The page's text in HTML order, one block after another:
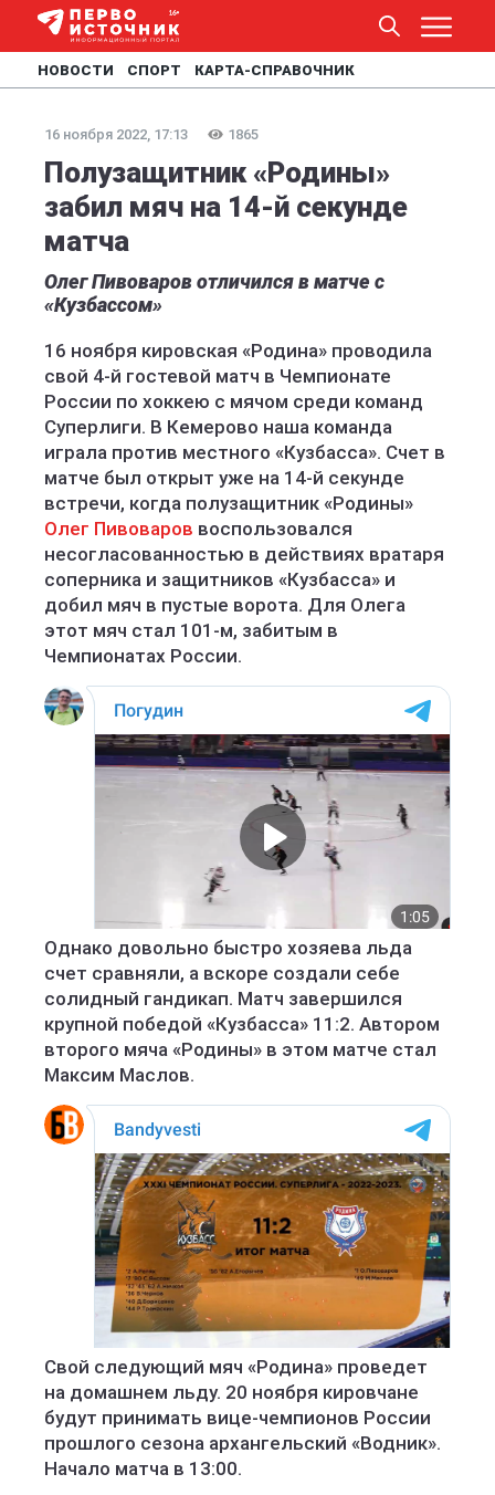
НОВОСТИ СПОРТ КАРТА-СПРАВОЧНИК
16 ноября 2022, 17:13 1865
Полузащитник «Родины»
забил мяч на 14-й секунде
матча
Олег Пивоваров отличился в матче с
«Кузбассом»
16 ноября кировская «Родина» проводила
свой 4-й гостевой матч в Чемпионате
России по хоккею с мячом среди команд
Суперлиги. В Кемерово наша команда
играла против местного «Кузбасса». Счет в
матче был открыт уже на 14-й секунде
встречи, когда полузащитник «Родины»
Олег Пивоваров воспользовался
несогласованностью в действиях вратаря
соперника и защитников «Кузбасса» и
добил мяч в пустые ворота. Для Олега
этот мяч стал 101-м, забитым в
Чемпионатах России.
Однако довольно быстро хозяева льда
счет сравняли, а вскоре создали себе
солидный гандикап. Матч завершился
крупной победой «Кузбасса» 11:2. Автором
второго мяча «Родины» в этом матче стал
Максим Маслов.
Свой следующий мяч «Родина» проведет
на домашнем льду. 20 ноября кировчане
будут принимать вице-чемпионов России
прошлого сезона архангельский «Водник».
Начало матча в 13:00.